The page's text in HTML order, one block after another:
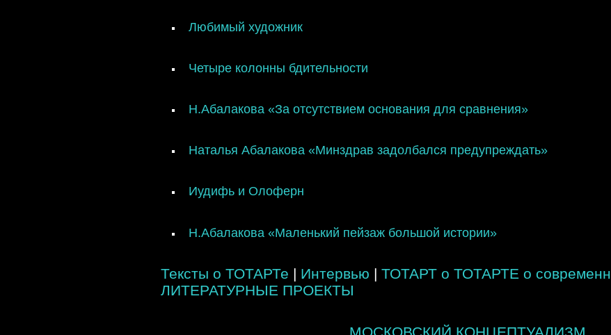
Любимый художник
Четыре колонны бдительности
Н.Абалакова «За отсутствием основания для сравнения»
Наталья Абалакова «Mинздрав задолбался предупреждать»
Иудифь и Олоферн
Н.Абалакова «Маленький пейзаж большой истории»
Тексты о ТОТАРТе | Интервью | ТОТАРТ о ТОТАРТЕ о
ЛИТЕРАТУРНЫЕ ПРОЕКТЫ
МОСКОВСКИЙ КОНЦЕПТУАЛИЗМ